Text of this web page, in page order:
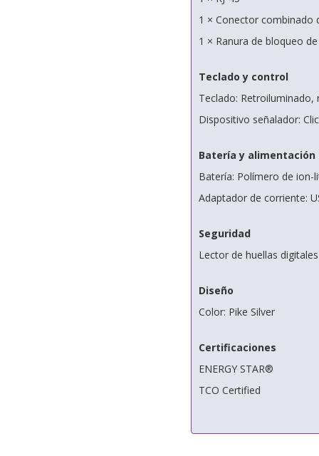
1 × Conector combinado
1 × Ranura de bloqueo
Teclado y control
Teclado:
Dispositivo señalador:
Batería y alimentación
Batería: Polímero de ion-
Adaptador de corriente:
Seguridad
Lector de huellas digitales
Diseño
Color: Pike Silver
Certificaciones
ENERGY STAR®
TCO Certified